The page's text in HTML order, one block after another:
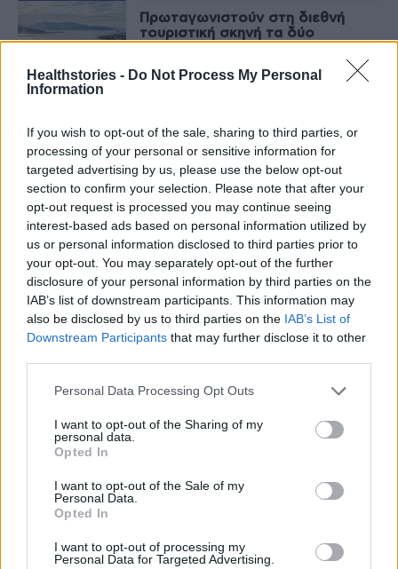
Healthstories - Do Not Process My Personal
Information
If you wish to opt-out of the sale, sharing to third parties, or
processing of your personal or sensitive information for
targeted advertising by us, please use the below opt-out
section to confirm your selection. Please note that after your
opt-out request is processed you may continue seeing
interest-based ads based on personal information utilized by
us or personal information disclosed to third parties prior to
your opt-out. You may separately opt-out of the further
disclosure of your personal information by third parties on the
IAB’s list of downstream participants. This information may
also be disclosed by us to third parties on the IAB’s List of
Downstream Participants that may further disclose it to other
Personal Data Processing Opt Outs
I want to opt-out of the Sharing of my
personal data.
Opted In
I want to opt-out of the Sale of my
Personal Data.
Opted In
I want to opt-out of processing my
Personal Data for Targeted Advertising.
Πρωταγωνιστούν στη διεθνή
τουριστική σκηνή τα δύο
“πράσινα” νησιά της Ελλάδας
18 Ιουνίου 2022
Τελευταία Νέα
9 πράγματα που δεν πρέπει να
λέτε σε έναν επισκέπτη
27 Φεβρουαρίου 2026
Πάνω από 100 μωρά έχουν
γεννηθεί μέσω εξωσωματικής, με
την υποστήριξη της Be-Live
Μεταπροπονητική πείνα: Ο λόγος
που θέλεις να καταβροχθίσεις τα
πάντα μετά την άσκηση
27 Φεβρουαρίου 2026
Ωρίων – Σπάνια νοσήματα
συνδέονται με μνημεία που